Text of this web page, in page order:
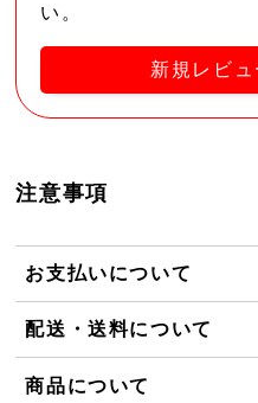
い。
新規レビ
注意事項
お支払いについて
配送・送料について
商品について